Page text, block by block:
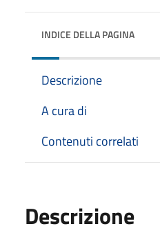
INDICE DELLA PAGINA
Descrizione
A cura di
Contenuti correlati
Descrizione